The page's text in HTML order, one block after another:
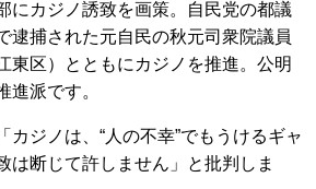
カジノ誘致を画策。自民党の都議
逮捕された元自民の秋元司衆院議員
東区）とともにカジノを推進。公明
進派です。
ジノは、“人の不幸”でもうけるギャ
は断じて許しません」と批判しま